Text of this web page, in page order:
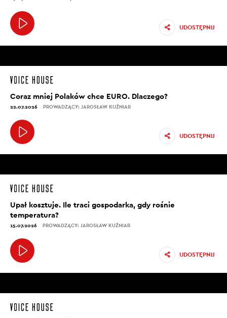
UDOSTĘPNIJ
Coraz mniej Polaków chce EURO. Dlaczego?
22.07.2026 PROWADZĄCY: JAROSŁAW KUŹNIAR
UDOSTĘPNIJ
Upał kosztuje. Ile traci gospodarka, gdy rośnie
temperatura?
15.07.2026 PROWADZĄCY: JAROSŁAW KUŹNIAR
UDOSTĘPNIJ